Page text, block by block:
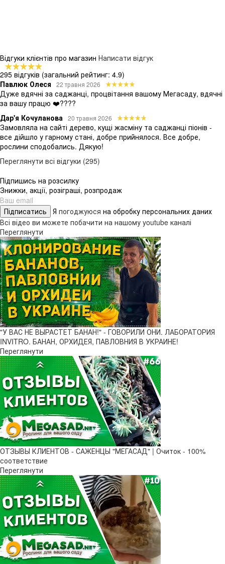
Відгуки клієнтів про магазин Написати відгук
295 відгуків (загальний рейтинг: 4.9)
Павлюк Олеся
22 травня 2026
Дуже вдячні за саджанці, процвітання вашому Мегасаду, вдячні
за вашу працю ❤️????
Дар'я Кочуланова
20 травня 2026
Замовляла на сайті дерево, кущі жасміну та саджанці піонів -
все дійшло у гарному стані, добре прийнялося. Все добре,
рослини сподобались. Дякую!
Переглянути всі відгуки (295)
Підпишись на розсилку
Знижки, акції, розіграші, розпродаж
Підписатись Я погоджуюся на обробку персональних даних
Всі відео ви можете побачити на нашому youtube каналі
Переглянути
"У ВАС НЕ ВЫРАСТЕТ БАНАН!" - ГОВОРИЛИ ОНИ. ЛАБОРАТОРИЯ
INVITRO. БАНАН, ОРХИДЕЯ, ПАВЛОВНИЯ В УКРАИНЕ!
Переглянути
ОТЗЫВЫ КЛИЕНТОВ - САЖЕНЦЫ "МЕГАСАД" | Очиток - 100%
соответствие
Переглянути